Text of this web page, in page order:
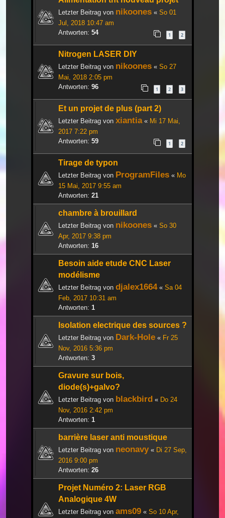
Letzter Beitrag von nikoones « So 01
Jul, 2018 10:47 am
Antworten: 54 1 2
Nitrogen LASER DIY
Letzter Beitrag von nikoones « So 27
Mai, 2018 2:05 pm
Antworten: 96 1 2 3
Et un projet de plus (part 2)
Letzter Beitrag von xiantia« Mi 17 Mai,
2017 7:22 pm
Antworten: 59 1 2
Tirage de typon
Letzter Beitrag von ProgramFiles « Mo
15 Mai, 2017 9:55 am
Antworten: 21
chambre à brouillard
Letzter Beitrag von nikoones « So 30
Apr, 2017 9:38 pm
Antworten: 16
Besoin aide etude CNC Laser
modélisme
Letzter Beitrag von djalex1664« Sa 04
Feb, 2017 10:31 am
Antworten: 1
Isolation electrique des sources ?
Letzter Beitrag von Dark-Hole « Fr 25
Nov, 2016 5:36 pm
Antworten: 3
Gravure sur bois,
diode(s)+galvo?
Letzter Beitrag von blackbird « Do 24
Nov, 2016 2:42 pm
Antworten: 1
barrière laser anti moustique
Letzter Beitrag von neonavy« Di 27 Sep,
2016 9:00 pm
Antworten: 26
Projet Numéro 2: Laser RGB
Analogique 4W
Letzter Beitrag von ams09 « So 10 Apr,